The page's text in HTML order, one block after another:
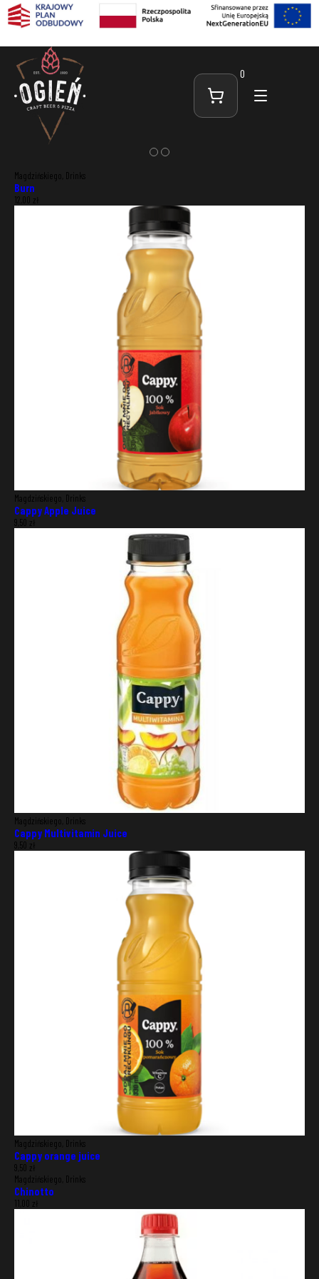
0
Magdzińskiego, Drinks
Burn
12,00 zł
Magdzińskiego, Drinks
Cappy Apple Juice
9,50 zł
Magdzińskiego, Drinks
Cappy Multivitamin Juice
9,50 zł
Magdzińskiego, Drinks
Cappy orange juice
9,50 zł
Magdzińskiego, Drinks
Chinotto
11,00 zł